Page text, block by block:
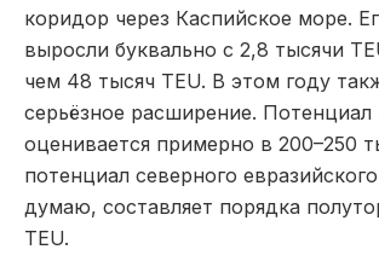
коридор через Каспийское море.
выросли буквально с 2,8 тысячи
чем 48 тысяч TEU. В этом году
серьёзное расширение. Потенциал
оценивается примерно в 200–250
потенциал северного
думаю, составляет порядка
TEU.